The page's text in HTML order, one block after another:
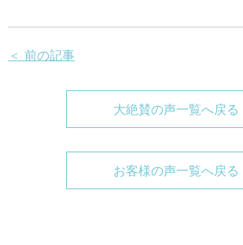
＜ 前の記事
大絶賛の声一覧へ戻る
お客様の声一覧へ戻る